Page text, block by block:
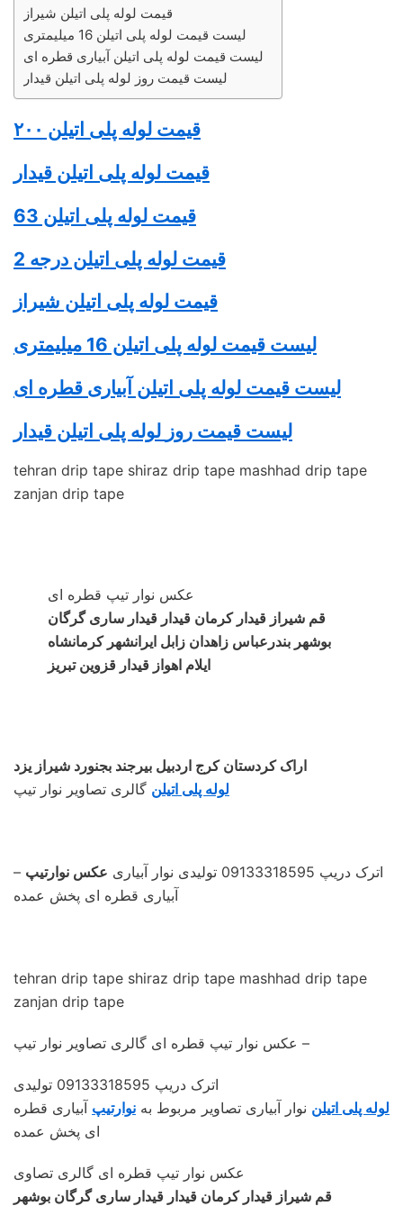
قیمت لوله پلی اتیلن شیراز
لیست قیمت لوله پلی اتیلن 16 میلیمتری
لیست قیمت لوله پلی اتیلن آبیاری قطره ای
لیست قیمت روز لوله پلی اتیلن قیدار
قیمت لوله پلی اتیلن ۲۰۰
قیمت لوله پلی اتیلن قیدار
قیمت لوله پلی اتیلن 63
قیمت لوله پلی اتیلن درجه 2
قیمت لوله پلی اتیلن شیراز
لیست قیمت لوله پلی اتیلن 16 میلیمتری
لیست قیمت لوله پلی اتیلن آبیاری قطره ای
لیست قیمت روز لوله پلی اتیلن قیدار
tehran drip tape shiraz drip tape mashhad drip tape
zanjan drip tape
عکس نوار تیپ قطره ای
قم شیراز قیدار کرمان قیدار قیدار ساری گرگان
بوشهر بندرعباس زاهدان زابل ایرانشهر کرمانشاه
ایلام اهواز قیدار قزوین تبریز
اراک کردستان کرج اردبیل بیرجند بجنورد شیراز یزد
لوله پلی اتیلن گالری تصاویر نوار تیپ
– اترک دریپ 09133318595 تولیدی نوار آبیاری
عکس نوارتیپ
آبیاری قطره ای پخش عمده
tehran drip tape shiraz drip tape mashhad drip tape
zanjan drip tape
عکس نوار تیپ قطره ای گالری تصاویر نوار تیپ –
اترک دریپ 09133318595 تولیدی
لوله پلی اتیلن نوار آبیاری تصاویر مربوط به نوارتیپ آبیاری قطره
ای پخش عمده
عکس نوار تیپ قطره ای گالری تصاوی
قم شیراز قیدار کرمان قیدار قیدار ساری گرگان بوشهر